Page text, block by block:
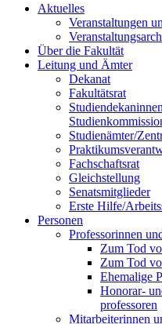
Aktuelles
Veranstaltungen
Über die Fakultät
Leitung und Ämter
Dekanat
Fakultätsrat
Studienämter/
Fachschaftsrat
Gleichstellung
Senatsmitglieder
Erste Hilfe/
Personen
Professorinnen
Zum Tod
Zum Tod
Ehemalige
Honorar-
professoren
Mitarbeiterinnen